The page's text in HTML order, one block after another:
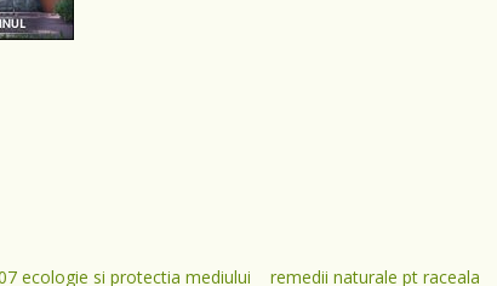
ecologie si protectia mediului remedii naturale pt raceala